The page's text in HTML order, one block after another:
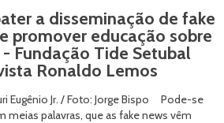
a disseminação de fake
promover educação sobre
Fundação Tide Setubal
Ronaldo Lemos
Eugênio Jr. / Foto: Jorge Bispo Pode-se
meias palavras, que as fake news vêm